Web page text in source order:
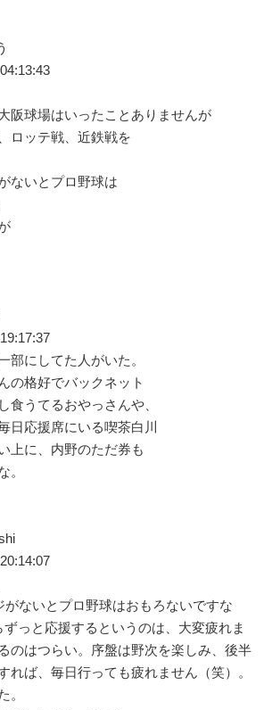
阪球場はいったことありませんが
ロッテ戦、近鉄戦を
ないとプロ野球は
部にしてた人がいた。
の格好でバックネット
食うてるおやっさんや、
日応援席にいる喫茶白川
上に、内野のただ券も
。
ないとプロ野球はおもろないですな
っと応援するというのは、大変疲れま
のはつらい。序盤は野次を楽しみ、後半
れば、毎日行っても疲れません（笑）。
。